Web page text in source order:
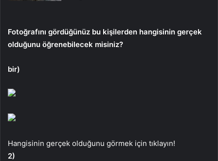
Fotoğrafını gördüğünüz bu kişilerden hangisinin gerçek
olduğunu öğrenebilecek misiniz?
bir)
Hangisinin gerçek olduğunu görmek için tıklayın!
2)